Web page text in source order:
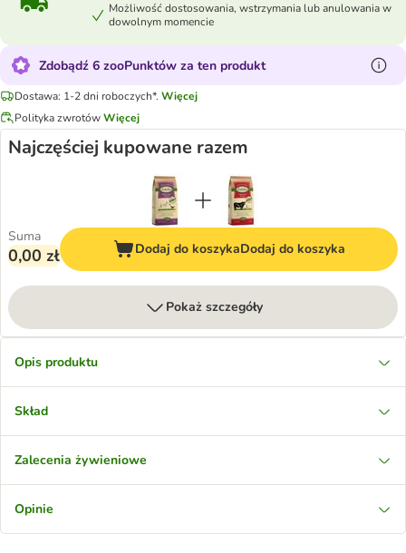
Możliwość dostosowania, wstrzymania lub anulowania w
dowolnym momencie
Zdobądź 6 zooPunktów za ten produkt
Dostawa: 1-2 dni roboczych*. Więcej
Polityka zwrotówWięcej
Najczęściej kupowane razem
Suma
0,00 zł Dodaj do koszykaDodaj do koszyka
Pokaż szczegóły
Opis produktu
Skład
Zalecenia żywieniowe
Opinie